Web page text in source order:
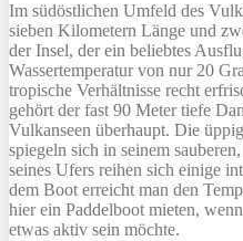
Im südöstlichen Umfeld des
sieben Kilometern Länge und
der Insel, der ein beliebtes
Wassertemperatur von nur 20
tropische Verhältnisse recht
gehört der fast 90 Meter tiefe
Vulkanseen überhaupt. Die
spiegeln sich in seinem
seines Ufers reihen sich einige
dem Boot erreicht man den
hier ein Paddelboot mieten,
etwas aktiv sein möchte.